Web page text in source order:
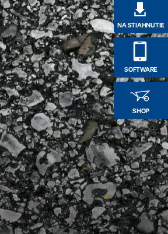
NA STIAHNUTIE
SOFTWARE
SHOP